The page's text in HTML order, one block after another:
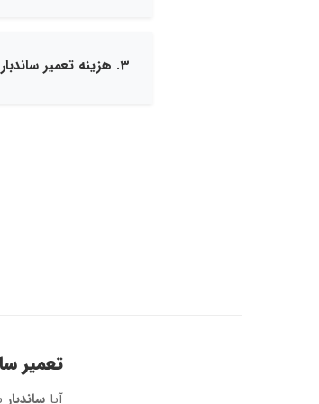
3. هزینه تعمیر ساندبار و اسپیکر در کارتوس چگونه محاسبه می‌شود؟
تعمیر
آیاساندبار